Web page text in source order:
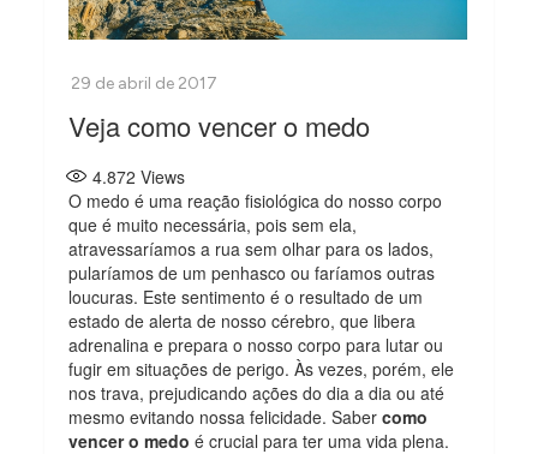
Veja como vencer o medo
4.872 Views
O medo é uma reação fisiológica do nosso corpo
que é muito necessária, pois sem ela,
atravessaríamos a rua sem olhar para os lados,
pularíamos de um penhasco ou faríamos outras
loucuras. Este sentimento é o resultado de um
estado de alerta de nosso cérebro, que libera
adrenalina e prepara o nosso corpo para lutar ou
fugir em situações de perigo. Às vezes, porém, ele
nos trava, prejudicando ações do dia a dia ou até
mesmo evitando nossa felicidade. Sabercomo
vencer o medo é crucial para ter uma vida plena.